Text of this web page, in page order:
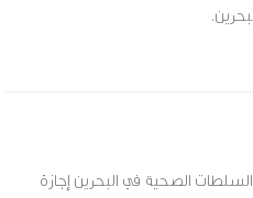
السلطات الصحية في البحرين إجازة